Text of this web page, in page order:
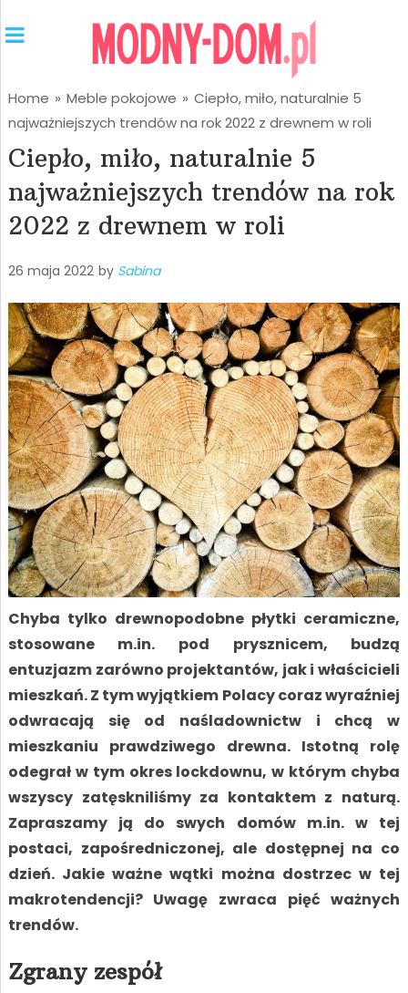
Home » Meble pokojowe » Ciepło, miło, naturalnie 5
najważniejszych trendów na rok 2022 z drewnem w roli
Ciepło, miło, naturalnie 5
najważniejszych trendów na rok
2022 z drewnem w roli
26 maja 2022 by Sabina
Chyba tylko drewnopodobne płytki ceramiczne,
stosowane m.in. pod prysznicem, budzą
entuzjazm zarówno projektantów, jak i właścicieli
mieszkań. Z tym wyjątkiem Polacy coraz wyraźniej
odwracają się od naśladownictw i chcą w
mieszkaniu prawdziwego drewna. Istotną rolę
odegrał w tym okres lockdownu, w którym chyba
wszyscy zatęskniliśmy za kontaktem z naturą.
Zapraszamy ją do swych domów m.in. w tej
postaci, zapośredniczonej, ale dostępnej na co
dzień. Jakie ważne wątki można dostrzec w tej
makrotendencji? Uwagę zwraca pięć ważnych
trendów.
Zgrany zespół